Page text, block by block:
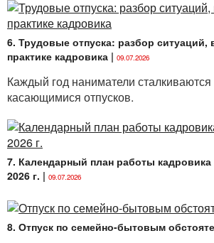
6. Трудовые отпуска: разбор
практике кадровика | 09.07.2026
Каждый год наниматели
касающимися отпусков.
7. Календарный план работы кадровика
2026 г. | 09.07.2026
8. Отпуск по семейно-бытовым